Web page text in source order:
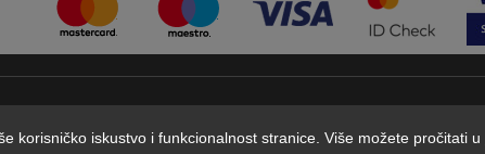
korisničko iskustvo i funkcionalnost stranice. Više možete pročitati u